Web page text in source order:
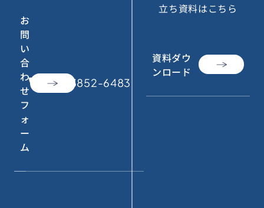
お
問
い
合
わ
せ
フ
ォ
ー
ム
call 050-3852-6483
立ち資料はこちら
資料ダウ
ンロード